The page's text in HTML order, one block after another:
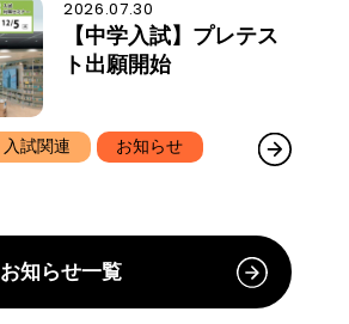
2026.07.30
【中学入試】プレテス
ト出願開始
入試関連 お知らせ
お知らせ一覧